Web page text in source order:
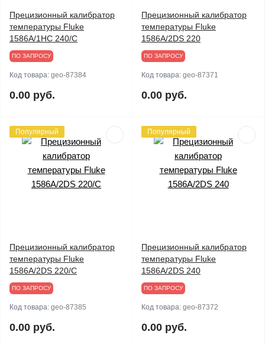
Прецизионный калибратор
температуры Fluke
1586A/1HC 240/C
ПО ЗАПРОСУ
Код товара: geo-87384
0.00 руб.
Прецизионный калибратор
температуры Fluke
1586A/2DS 220
ПО ЗАПРОСУ
Код товара: geo-87371
0.00 руб.
Популярный
Прецизионный калибратор
температуры Fluke
1586A/2DS 220/C
ПО ЗАПРОСУ
Код товара: geo-87385
0.00 руб.
Популярный
Прецизионный калибратор
температуры Fluke
1586A/2DS 240
ПО ЗАПРОСУ
Код товара: geo-87372
0.00 руб.